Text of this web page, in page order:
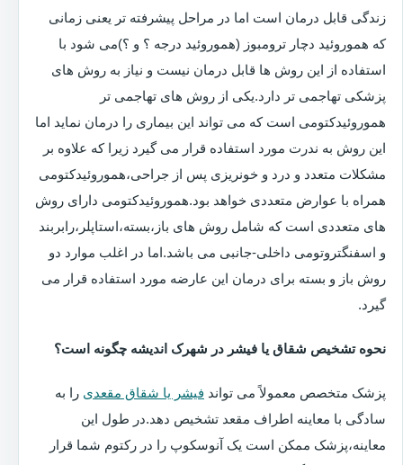
زندگی قابل درمان است اما در مراحل پیشرفته تر یعنی زمانی
که هموروئید دچار ترومبوز (هموروئید درجه ؟ و ؟)می شود با
استفاده از این روش ها قابل درمان نیست و نیاز به روش های
پزشکی تهاجمی تر دارد.یکی از روش های تهاجمی تر
هموروئیدکتومی است که می تواند این بیماری را درمان نماید اما
این روش به ندرت مورد استفاده قرار می گیرد زیرا که علاوه بر
مشکلات متعدد و درد و خونریزی پس از جراحی،هموروئیدکتومی
همراه با عوارض متعددی خواهد بود.هموروئیدکتومی دارای روش
های متعددی است که شامل روش های باز،بسته،استاپلر،رابربند
و اسفنگتروتومی داخلی-جانبی می باشد.اما در اغلب موارد دو
روش باز و بسته برای درمان این عارضه مورد استفاده قرار می
گیرد.
نحوه تشخیص شقاق یا فیشر در شهرک اندیشه چگونه است؟
پزشک متخصص معمولاً می تواند فیشر یا شقاق مقعدی را به
سادگی با معاینه اطراف مقعد تشخیص دهد.در طول این
معاینه،پزشک ممکن است یک آنوسکوپ را در رکتوم شما قرار